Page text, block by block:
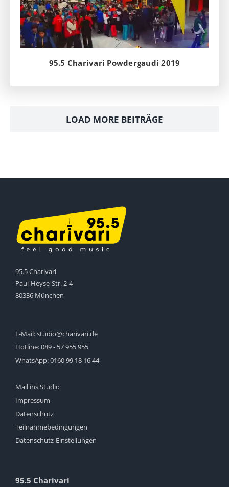
95.5 Charivari Powdergaudi 2019
LOAD MORE BEITRÄGE
95.5 Charivari
Paul-Heyse-Str. 2-4
80336 München
E-Mail:studio@charivari.de
Hotline:089 - 57 955 955
WhatsApp:0160 99 18 16 44
Mail ins Studio
Impressum
Datenschutz
Teilnahmebedingungen
Datenschutz-Einstellungen
95.5 Charivari